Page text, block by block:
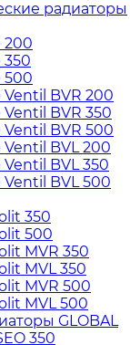
радиаторы
200
350
500
Ventil BVR 200
Ventil BVR 350
Ventil BVR 500
Ventil BVL 200
Ventil BVL 350
Ventil BVL 500
350
500
MVR 350
MVL 350
MVR 500
MVL 500
GLOBAL
350